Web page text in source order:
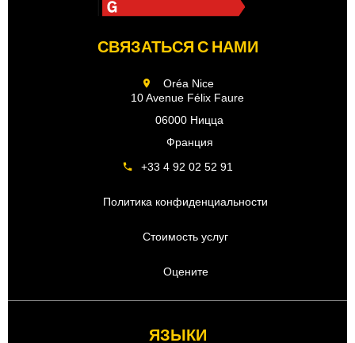
СВЯЗАТЬСЯ С НАМИ
Oréa Nice
10 Avenue Félix Faure
06000 Ницца
Франция
+33 4 92 02 52 91
Политика конфиденциальности
Стоимость услуг
Оцените
ЯЗЫКИ